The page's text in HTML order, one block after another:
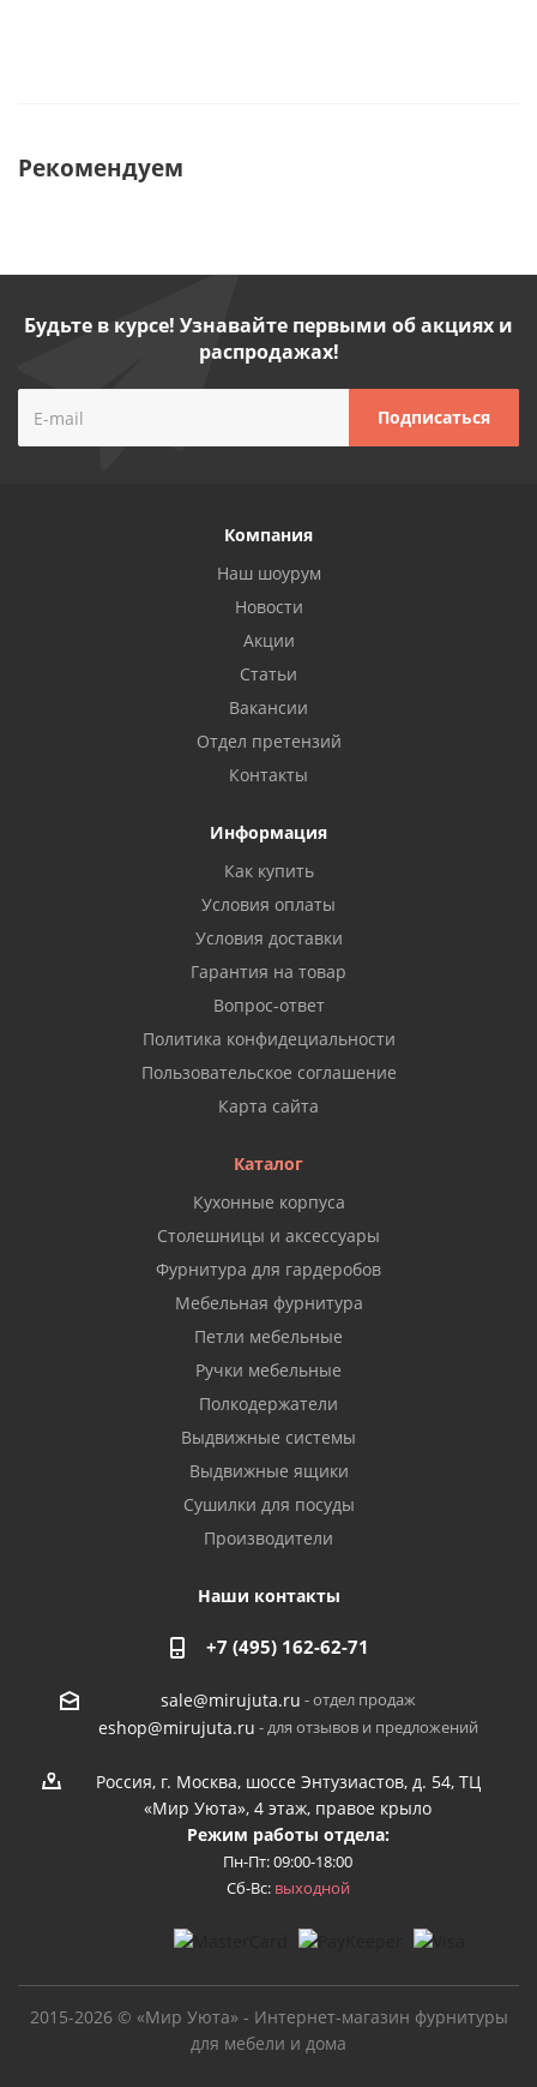
Рекомендуем
Будьте в курсе! Узнавайте первыми об акциях и
распродажах!
Компания
Наш шоурум
Новости
Акции
Статьи
Вакансии
Отдел претензий
Контакты
Информация
Как купить
Условия оплаты
Условия доставки
Гарантия на товар
Вопрос-ответ
Политика конфидециальности
Пользовательское соглашение
Карта сайта
Каталог
Кухонные корпуса
Столешницы и аксессуары
Фурнитура для гардеробов
Мебельная фурнитура
Петли мебельные
Ручки мебельные
Полкодержатели
Выдвижные системы
Выдвижные ящики
Сушилки для посуды
Производители
Наши контакты
+7 (495) 162-62-71
sale@mirujuta.ru - отдел продаж
eshop@mirujuta.ru - для отзывов и предложений
Россия, г. Москва, шоссе Энтузиастов, д. 54, ТЦ
«Мир Уюта», 4 этаж, правое крыло
Режим работы отдела:
Пн-Пт: 09:00-18:00
Сб-Вс: выходной
2015-2026 © «Мир Уюта» - Интернет-магазин фурнитуры
для мебели и дома